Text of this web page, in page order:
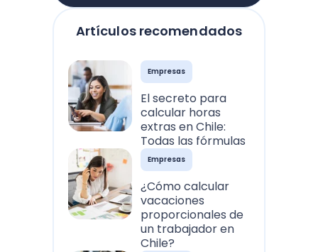
Artículos recomendados
Empresas
El secreto para
calcular horas
extras en Chile:
Todas las fórmulas
Empresas
¿Cómo calcular
vacaciones
proporcionales de
un trabajador en
Chile?